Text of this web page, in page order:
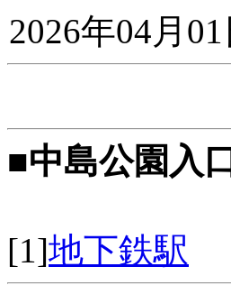
2026年04月
■中島公園入口
[1]地下鉄駅